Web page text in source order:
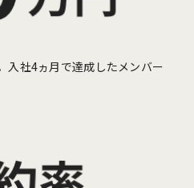
入社4ヵ月で達成したメンバー